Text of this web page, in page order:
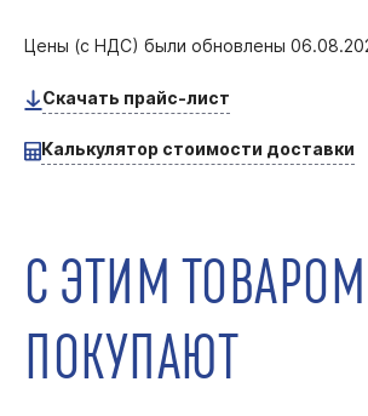
Цены (с НДС) были обновлены
Скачать прайс-лист
Калькулятор стоимости доставки
С ЭТИМ ТОВАРОМ
ПОКУПАЮТ